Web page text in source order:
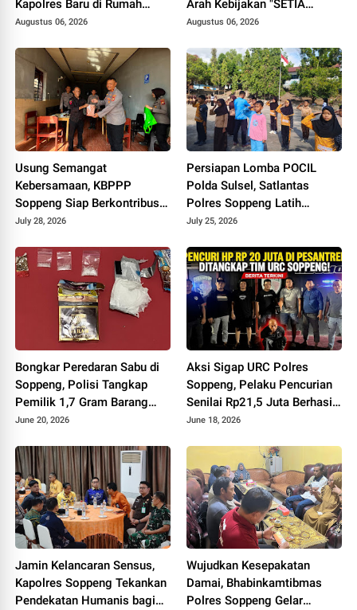
Kapolres Baru di Rumah
Jabatan
Augustus 06, 2026
Arah Kebijakan "SETIA
PRESISI"
Augustus 06, 2026
Usung Semangat
Kebersamaan, KBPPP
Soppeng Siap Berkontribusi
Nyata Lewat Kepengurusan
July 28, 2026
Persiapan Lomba POCIL
Polda Sulsel, Satlantas
Polres Soppeng Latih
Disiplin Anak Sejak Dini
July 25, 2026
Bongkar Peredaran Sabu di
Soppeng, Polisi Tangkap
Pemilik 1,7 Gram Barang
Bukti
June 20, 2026
Aksi Sigap URC Polres
Soppeng, Pelaku Pencurian
Senilai Rp21,5 Juta Berhasil
Diringkus
June 18, 2026
Jamin Kelancaran Sensus,
Kapolres Soppeng Tekankan
Pendekatan Humanis bagi
Wujudkan Kesepakatan
Damai, Bhabinkamtibmas
Polres Soppeng Gelar